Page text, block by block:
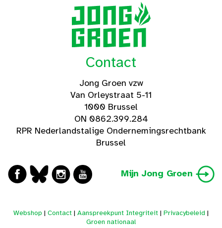
Contact
Jong Groen vzw
Van Orleystraat 5-11
1000 Brussel
ON 0862.399.284
RPR Nederlandstalige Ondernemingsrechtbank
Brussel
Mijn Jong Groen
Webshop | Contact | Aanspreekpunt Integriteit | Privacybeleid |
Groen nationaal